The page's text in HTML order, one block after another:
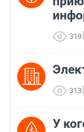
319
313
У